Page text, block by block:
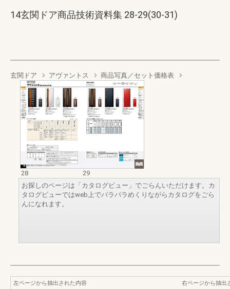
14玄関ドア商品技術資料集 28-29(30-31)
玄関ドア アヴァントス 商品写真／セット価格表
28
29
お探しのページは「カタログビュー」でごらんいただけます。カ
タログビューではweb上でパラパラめくりながらカタログをごら
んになれます。
左ページから抽出された内容
右ページから抽出